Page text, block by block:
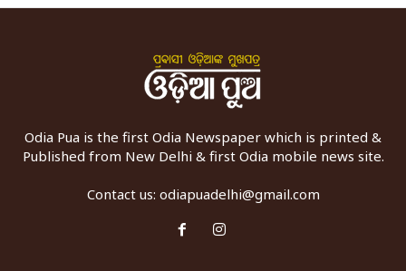
Odia Pua is the first Odia Newspaper which is printed &
Published from New Delhi & first Odia mobile news site.
Contact us: odiapuadelhi@gmail.com